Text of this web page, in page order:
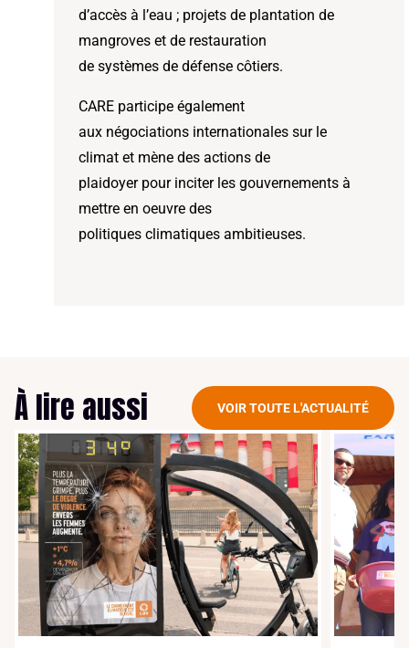
d’accès à l’eau ; projets de plantation de
mangroves et de restauration
de systèmes de défense côtiers.
CARE participe également
aux négociations internationales sur le
climat et mène des actions de
plaidoyer pour inciter les gouvernements à
mettre en oeuvre des
politiques climatiques ambitieuses.
À lire aussi VOIR TOUTE L'ACTUALITÉ